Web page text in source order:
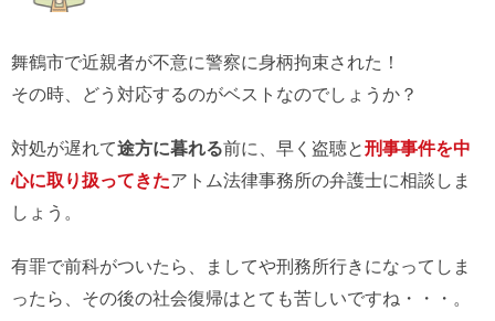
舞鶴市で近親者が不意に警察に身柄拘束された！
その時、どう対応するのがベストなのでしょうか？
対処が遅れて途方に暮れる前に、早く盗聴と刑事事件を中
心に取り扱ってきたアトム法律事務所の弁護士に相談しま
しょう。
有罪で前科がついたら、ましてや刑務所行きになってしま
ったら、その後の社会復帰はとても苦しいですね・・・。